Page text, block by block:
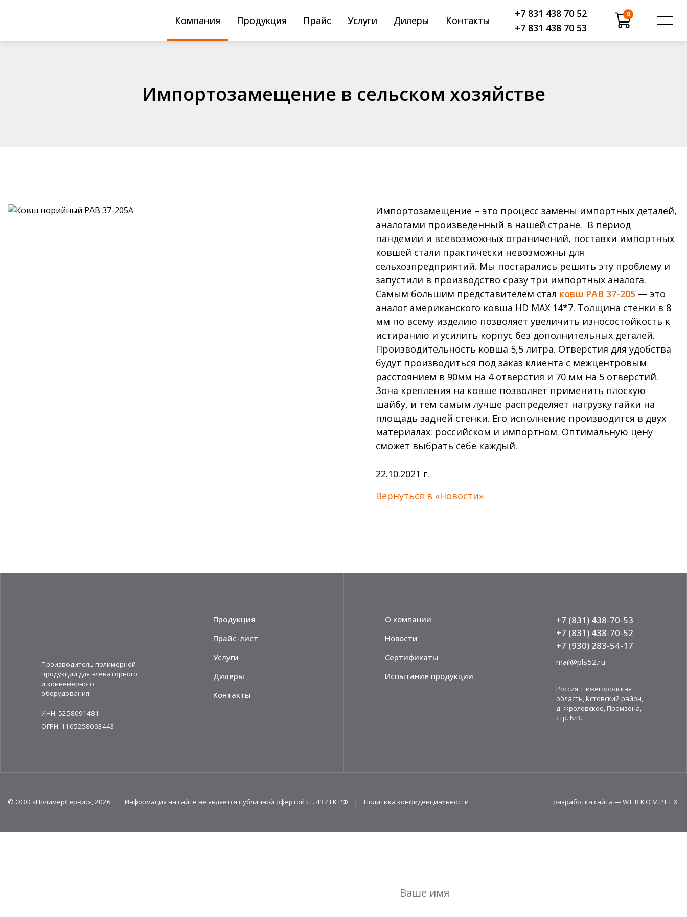
Компания Продукция Прайс Услуги Дилеры Контакты
+7 831 438 70 52
+7 831 438 70 53
0
Ковши норийные РАВ®
Продукция в разработке
Шарики РАВ® для очистки промышленного
оборудования
Вся продукция
Новости
Дилеры
Контакты
+7 (831) 438-70-53
mail@pls52.ru
Россия, Нижегородская область,
Кстовский район,
д. Фроловское, Промзона,
стр. №3 (территория базы №17).
Импортозамещение в сельском хозяйстве
Импортозамещение – это процесс замены импортных деталей,
аналогами произведенный в нашей стране. В период
пандемии и всевозможных ограничений, поставки импортных
ковшей стали практически невозможны для
сельхозпредприятий. Мы постарались решить эту проблему и
запустили в производство сразу три импортных аналога.
Самым большим представителем стал ковш РАВ 37-205 — это
аналог американского ковша HD MAX 14*7. Толщина стенки в 8
мм по всему изделию позволяет увеличить износостойкость к
истиранию и усилить корпус без дополнительных деталей.
Производительность ковша 5,5 литра. Отверстия для удобства
будут производиться под заказ клиента с межцентровым
расстоянием в 90мм на 4 отверстия и 70 мм на 5 отверстий.
Зона крепления на ковше позволяет применить плоскую
шайбу, и тем самым лучше распределяет нагрузку гайки на
площадь задней стенки. Его исполнение производится в двух
материалах: российском и импортном. Оптимальную цену
сможет выбрать себе каждый.
22.10.2021 г.
Вернуться в «Новости»
Производитель полимерной
продукции для элеваторного
и конвейерного
оборудования.
ИНН: 5258091481
ОГРН: 1105258003443
Продукция
Прайс-лист
Услуги
Дилеры
Контакты
О компании
Новости
Сертификаты
Испытание продукции
+7 (831) 438-70-53
+7 (831) 438-70-52
+7 (930) 283-54-17
mail@pls52.ru
Россия, Нижегородская
область, Кстовский район,
д. Фроловское, Промзона,
стр. №3.
© ООО «ПолимерСервис», 2026 Информация на сайте не является публичной офертой ст. 437 ГК РФ | Политика конфиденциальности разработка сайта —WEBKOMPLEX